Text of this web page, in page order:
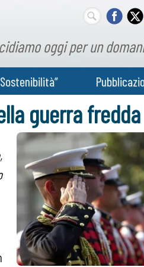
oggi per un
guerra fredda